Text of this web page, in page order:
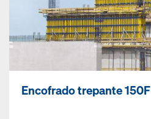
Encofrado trepante 150F